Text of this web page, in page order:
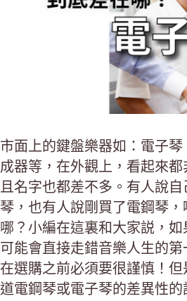
市面上的鍵盤樂器如：電子
成器等，在外觀上，看起來都
且名字也都差不多。有人說
琴，也有人說剛買了電鋼琴
哪？小編在這裏和大家説，如
可能會直接走錯音樂人生的
在選購之前必須要很謹慎！但
道電鋼琴或電子琴的差異性的